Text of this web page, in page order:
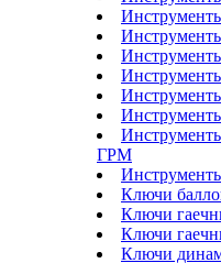
ГРМ
Ключи
Ключи
Ключи
Ключи